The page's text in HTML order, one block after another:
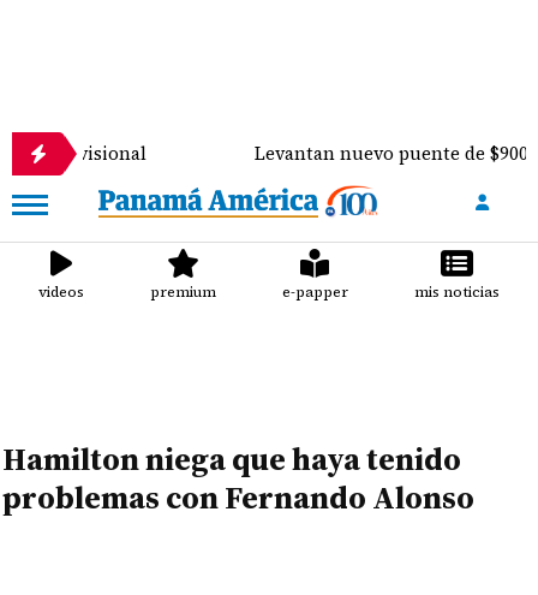
Levantan nuevo puente de $900 mil sobre
videos premium e-papper mis noticias
Hamilton niega que haya tenido
problemas con Fernando Alonso